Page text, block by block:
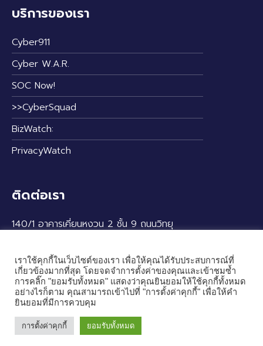
บริการของเรา
Cyber911
Cyber W.A.R.
SOC Now!
>>CyberSquad
BizWatch:
PrivacyWatch
ติดต่อเรา
140/1 อาคารเคี่ยนหงวน 2 ชั้น 9 ถนนวิทยุ
© 2024 — Cybertron Co., Ltd. All rights reserved.
เราใช้คุกกี้ในเว็บไซต์ของเรา เพื่อให้คุณได้รับประสบการณ์ที่
เกี่ยวข้องมากที่สุด โดยจดจำการตั้งค่าของคุณและเข้าชมซ้ำ
การคลิ๊ก "ยอมรับทั้งหมด" แสดงว่าคุณยินยอมให้ใช้คุกกี้ทั้งหมด
อย่างไรก็ตาม คุณสามารถเข้าไปที่ "การตั้งค่าคุกกี้" เพื่อให้คำ
ยินยอมที่มีการควบคุม
การตั้งค่าคุกกี้ ยอมรับทั้งหมด